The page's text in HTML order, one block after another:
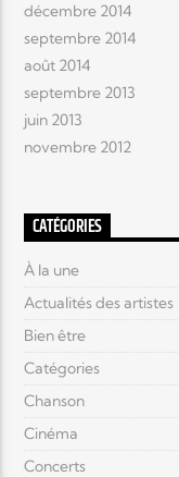
décembre 2014
septembre 2014
août 2014
septembre 2013
juin 2013
novembre 2012
CATÉGORIES
À la une
Actualités des artistes
Bien être
Catégories
Chanson
Cinéma
Concerts